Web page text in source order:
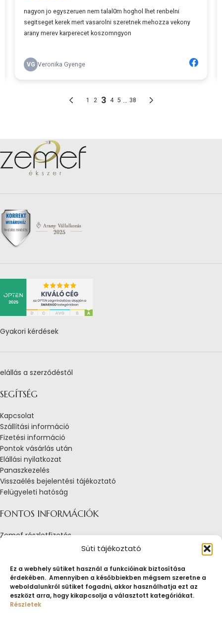
Süti tájékoztató
Ez a webhely sütiket használ a funkcióinak biztosítása
érdekében. Amennyiben a későbbiekben mégsem szeretne a
weboldalunkról sütiket fogadni, akkor használhatja ezt az
eszközt arra, hogy kikapcsolja a választott kategóriákat.
Részletek
Gyakori kérdések
elállás a szerződéstől
SEGÍTSÉG
Kapcsolat
Szállítási információ
Fizetési információ
Pontok vásárlás után
Elállási nyilatkozat
Panaszkezelés
Visszaélés bejelentési tájékoztató
Felügyeleti hatóság
FONTOS INFORMÁCIÓK
Zemef részletfizetés
Adatkezelési tájékoztató
Tájékoztató sütik alkalmazásáról
Fogyasztóvédelmi tájékoztató
Jogi nyilatkozat
Impresszum